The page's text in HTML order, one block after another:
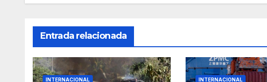
Entrada relacionada
INTERNACIONAL INTERNACIONAL